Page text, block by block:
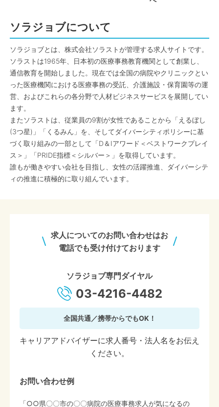
ソラジョブについて
ソラジョブとは、株式会社ソラストが管理する求人サイトです。
ソラストは1965年、日本初の医療事務教育機関として創業し、
通信教育を開始しました。現在では全国の病院やクリニックとい
った医療機関における医療事務の受託、介護施設・保育園等の運
営、およびこれらの各分野で人材ビジネスサービスを展開してい
ます。
またソラストは、従業員の9割が女性であることから「えるぼし
(3つ星)」「くるみん」を、そしてダイバーシティポリシーに基
づく取り組みの一部として「D＆Iアワード＜ベストワークプレイ
ス＞」「PRIDE指標＜シルバー＞」を取得しています。
誰もが働きやすい会社を目指し、女性の活躍推進、ダイバーシテ
ィの推進に積極的に取り組んでいます。
求人についてのお問い合わせはお
電話でも受け付けております
ソラジョブ専門ダイヤル
03-4216-4482
全国共通／携帯からでもOK！
キャリアアドバイザーに求人番号・法人名をお伝え
ください。
お問い合わせ例
「○○県〇〇市の〇〇病院の医療事務求人が気になるの